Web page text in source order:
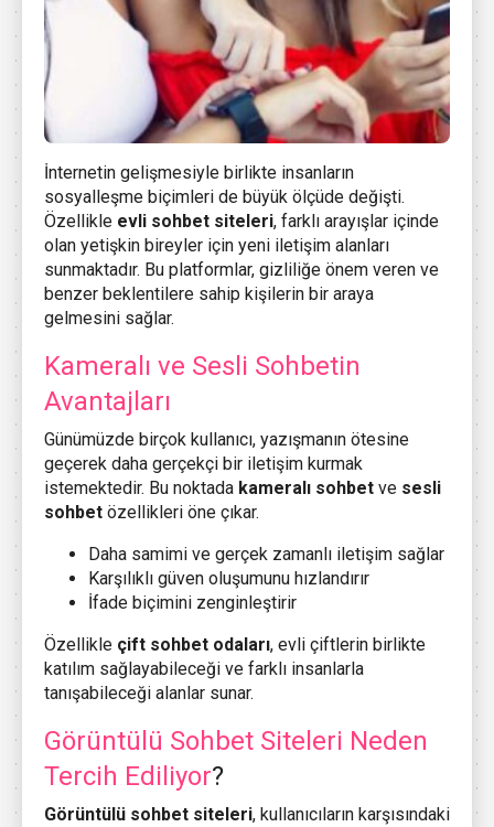
İnternetin gelişmesiyle birlikte insanların
sosyalleşme biçimleri de büyük ölçüde değişti.
Özellikle evli sohbet siteleri, farklı arayışlar içinde
olan yetişkin bireyler için yeni iletişim alanları
sunmaktadır. Bu platformlar, gizliliğe önem veren ve
benzer beklentilere sahip kişilerin bir araya
gelmesini sağlar.
Kameralı ve Sesli Sohbetin
Avantajları
Günümüzde birçok kullanıcı, yazışmanın ötesine
geçerek daha gerçekçi bir iletişim kurmak
istemektedir. Bu noktada kameralı sohbet ve sesli
sohbet özellikleri öne çıkar.
Daha samimi ve gerçek zamanlı iletişim sağlar
Karşılıklı güven oluşumunu hızlandırır
İfade biçimini zenginleştirir
Özellikle çift sohbet odaları, evli çiftlerin birlikte
katılım sağlayabileceği ve farklı insanlarla
tanışabileceği alanlar sunar.
Görüntülü Sohbet Siteleri Neden
Tercih Ediliyor?
Görüntülü sohbet siteleri, kullanıcıların karşısındaki